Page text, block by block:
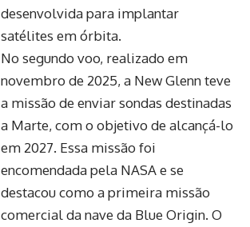
desenvolvida para implantar
satélites em órbita.
No segundo voo, realizado em
novembro de 2025, a New Glenn teve
a missão de enviar sondas destinadas
a Marte, com o objetivo de alcançá-lo
em 2027. Essa missão foi
encomendada pela NASA e se
destacou como a primeira missão
comercial da nave da Blue Origin. O